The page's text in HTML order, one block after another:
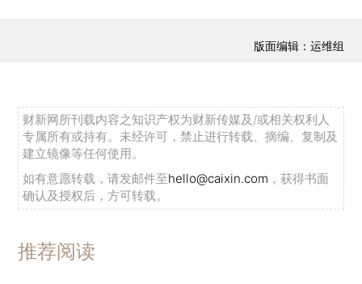
版面编辑：运维组
财新网所刊载内容之知识产权为财新传媒及/或相关权利人
专属所有或持有。未经许可，禁止进行转载、摘编、复制及
建立镜像等任何使用。
如有意愿转载，请发邮件至hello@caixin.com ，获得书面
确认及授权后，方可转载。
推荐阅读